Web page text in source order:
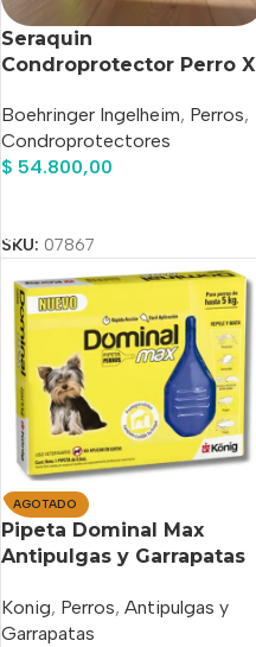
Seraquin
Condroprotector Perro X
Boehringer Ingelheim, Perros,
Condroprotectores
$ 54.800,00
SKU: 07867
AGOTADO
Pipeta Dominal Max
Antipulgas y Garrapatas
Konig, Perros, Antipulgas y
Garrapatas